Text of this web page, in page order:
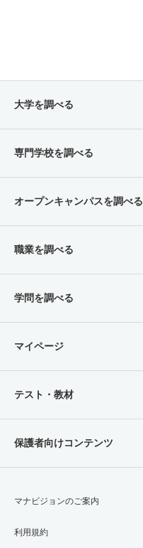
大学を調べる
専門学校を調べる
オープンキャンパスを調べる
職業を調べる
学問を調べる
マイページ
テスト・教材
保護者向けコンテンツ
マナビジョンのご案内
利用規約